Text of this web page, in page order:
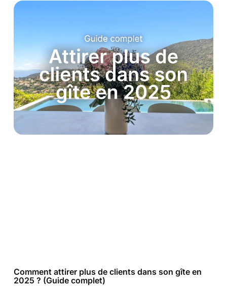
Comment attirer plus de clients dans son gîte en
2025 ? (Guide complet)